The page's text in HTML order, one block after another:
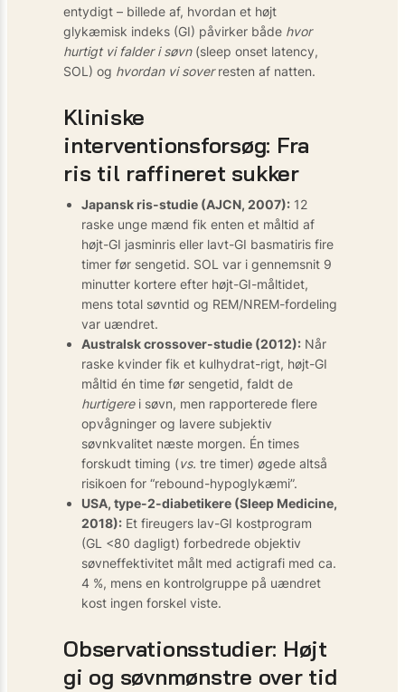
entydigt – billede af, hvordan et højt
glykæmisk indeks (GI) påvirker både hvor
hurtigt vi falder i søvn(sleep onset latency,
SOL) og hvordan vi soverresten af natten.
Kliniske
interventionsforsøg: Fra
ris til raffineret sukker
Japansk ris-studie (AJCN, 2007): 12
raske unge mænd fik enten et måltid af
højt-GI jasminris eller lavt-GI basmatiris fire
timer før sengetid. SOL var i gennemsnit 9
minutter kortere efter højt-GI-måltidet,
mens total søvntid og REM/NREM-fordeling
var uændret.
Australsk crossover-studie (2012): Når
raske kvinder fik et kulhydrat-rigt, højt-GI
måltid én time før sengetid, faldt de
hurtigerei søvn, men rapporterede flere
opvågninger og lavere subjektiv
søvnkvalitet næste morgen. Én times
forskudt timing (vs. tre timer) øgede altså
risikoen for “rebound-hypoglykæmi”.
USA, type-2-diabetikere (Sleep Medicine,
2018): Et fireugers lav-GI kostprogram
(GL <80 dagligt) forbedrede objektiv
søvneffektivitet målt med actigrafi med ca.
4 %, mens en kontrolgruppe på uændret
kost ingen forskel viste.
Observationsstudier: Højt
gi og søvnmønstre over tid